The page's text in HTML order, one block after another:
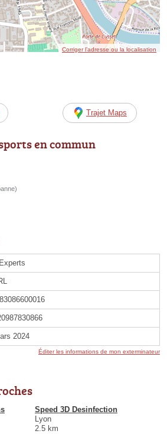
Corriger l’adresse ou la localisation
Trajet Maps
en commun
2024
Éditer les informations de mon exterminateur
Speed 3D Desinfection
Lyon
2.5 km